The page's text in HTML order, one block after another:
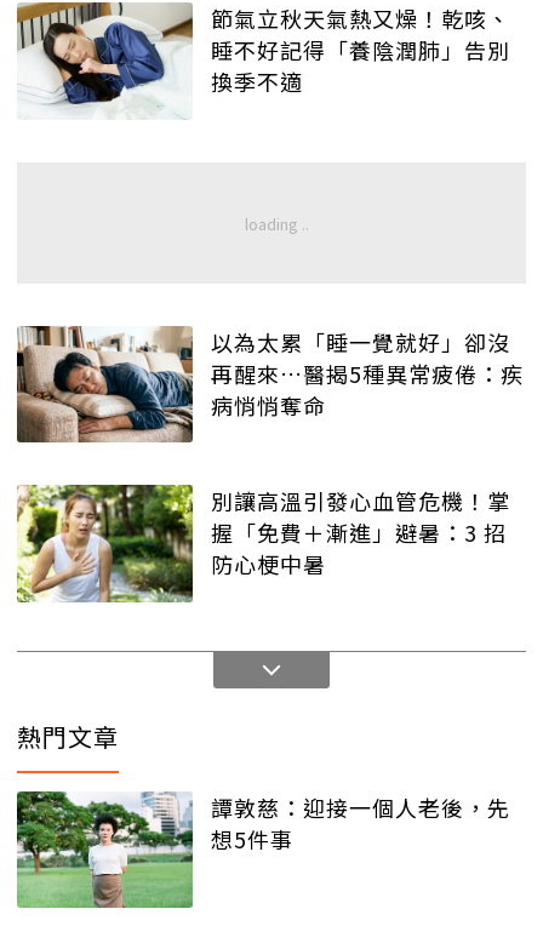
節氣立秋天氣熱又燥！乾咳、
睡不好記得「養陰潤肺」告別
換季不適
以為太累「睡一覺就好」卻沒
再醒來…醫揭5種異常疲倦：疾
病悄悄奪命
別讓高溫引發心血管危機！掌
握「免費＋漸進」避暑：3 招
防心梗中暑
熱門文章
譚敦慈：迎接一個人老後，先
想5件事